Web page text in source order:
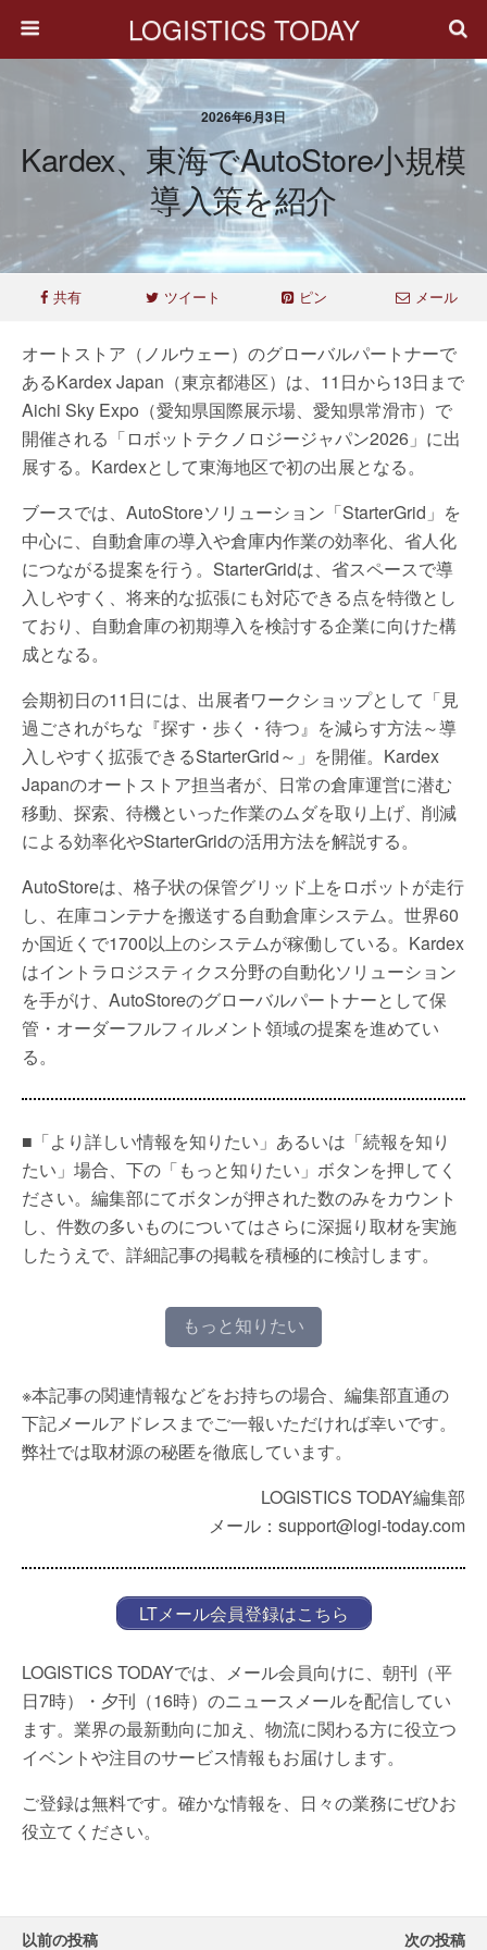
LOGISTICS TODAY
2026年6月3日
Kardex、東海でAutoStore小規模
導入策を紹介
共有 ツイート ピン メール
オートストア（ノルウェー）のグローバルパートナーで
あるKardex Japan（東京都港区）は、11日から13日まで
Aichi Sky Expo（愛知県国際展示場、愛知県常滑市）で
開催される「ロボットテクノロジージャパン2026」に出
展する。Kardexとして東海地区で初の出展となる。
ブースでは、AutoStoreソリューション「StarterGrid」を
中心に、自動倉庫の導入や倉庫内作業の効率化、省人化
につながる提案を行う。StarterGridは、省スペースで導
入しやすく、将来的な拡張にも対応できる点を特徴とし
ており、自動倉庫の初期導入を検討する企業に向けた構
成となる。
会期初日の11日には、出展者ワークショップとして「見
過ごされがちな『探す・歩く・待つ』を減らす方法～導
入しやすく拡張できるStarterGrid～」を開催。Kardex
Japanのオートストア担当者が、日常の倉庫運営に潜む
移動、探索、待機といった作業のムダを取り上げ、削減
による効率化やStarterGridの活用方法を解説する。
AutoStoreは、格子状の保管グリッド上をロボットが走行
し、在庫コンテナを搬送する自動倉庫システム。世界60
か国近くで1700以上のシステムが稼働している。Kardex
はイントラロジスティクス分野の自動化ソリューション
を手がけ、AutoStoreのグローバルパートナーとして保
管・オーダーフルフィルメント領域の提案を進めてい
る。
■「より詳しい情報を知りたい」あるいは「続報を知り
たい」場合、下の「もっと知りたい」ボタンを押してく
ださい。編集部にてボタンが押された数のみをカウント
し、件数の多いものについてはさらに深掘り取材を実施
したうえで、詳細記事の掲載を積極的に検討します。
もっと知りたい
※本記事の関連情報などをお持ちの場合、編集部直通の
下記メールアドレスまでご一報いただければ幸いです。
弊社では取材源の秘匿を徹底しています。
LOGISTICS TODAY編集部
メール：support@logi-today.com
LTメール会員登録はこちら
LOGISTICS TODAYでは、メール会員向けに、朝刊（平
日7時）・夕刊（16時）のニュースメールを配信してい
ます。業界の最新動向に加え、物流に関わる方に役立つ
イベントや注目のサービス情報もお届けします。
ご登録は無料です。確かな情報を、日々の業務にぜひお
役立てください。
以前の投稿 次の投稿